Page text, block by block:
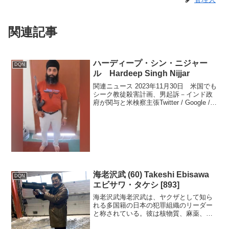
関連記事
DQN
ハーディープ・シン・ニジャー
ル Hardeep Singh Nijjar
関連ニュース 2023年11月30日 米国でも
シーク教徒殺害計画、男起訴－インド政
府が関与と米検察主張Twitter / Google /
DQN
海老沢武 (60) Takeshi Ebisawa
エビサワ・タケシ [893]
海老沢武海老沢武は、ヤクザとして知ら
れる多国籍の日本の犯罪組織のリーダー
と称されている。彼は核物質、麻薬、武